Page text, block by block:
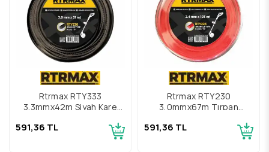
Rtrmax RTY333
3.3mmx42m Siyah Kare
591,36 TL
Rtrmax RTY230
3,0mmx67m Tırpan
591,36 TL